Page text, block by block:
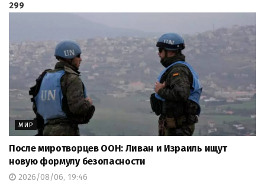
299
МИР
После миротворцев ООН: Ливан и Израиль ищут
новую формулу безопасности
2026/08/06, 19:46